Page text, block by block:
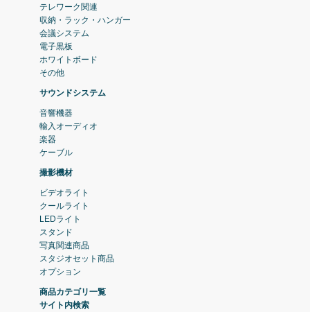
テレワーク関連
収納・ラック・ハンガー
会議システム
電子黒板
ホワイトボード
その他
サウンドシステム
音響機器
輸入オーディオ
楽器
ケーブル
撮影機材
ビデオライト
クールライト
LEDライト
スタンド
写真関連商品
スタジオセット商品
オプション
商品カテゴリ一覧
サイト内検索